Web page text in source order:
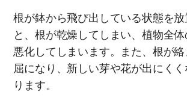
根が鉢から飛び出している状態を
と、根が乾燥してしまい、植物全
悪化してしまいます。また、根が
屈になり、新しい芽や花が出にく
ります。